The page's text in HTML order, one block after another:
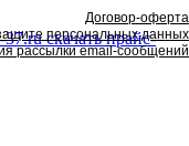
скачать прайс-
Договор-оферта
персональных данных
рассылки email-сообщений